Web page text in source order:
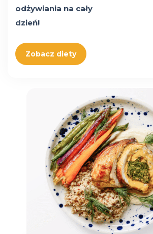
odżywiania na cały
dzień!
Zobacz diety